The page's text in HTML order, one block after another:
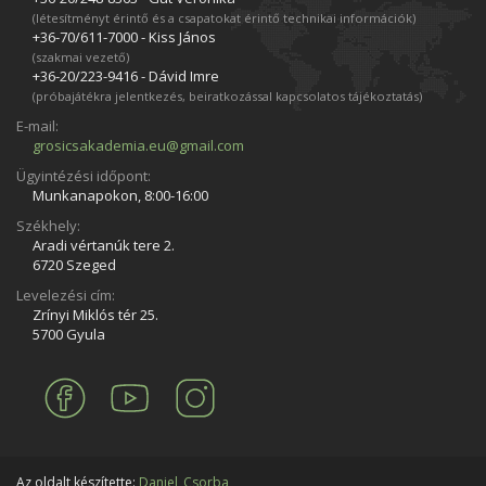
(létesítményt érintő és a csapatokat érintő technikai információk)
+36-70/611­-7000 - Kiss János
(szakmai vezető)
+36-20/223­-9416 - Dávid Imre
(próbajátékra jelentkezés, beiratkozással kapcsolatos tájékoztatás)
E-mail:
grosicsakademia.eu@gmail.com
Ügyintézési időpont:
Munkanapokon, 8:00-16:00
Székhely:
Aradi vértanúk tere 2.
6720 Szeged
Levelezési cím:
Zrínyi Miklós tér 25.
5700 Gyula